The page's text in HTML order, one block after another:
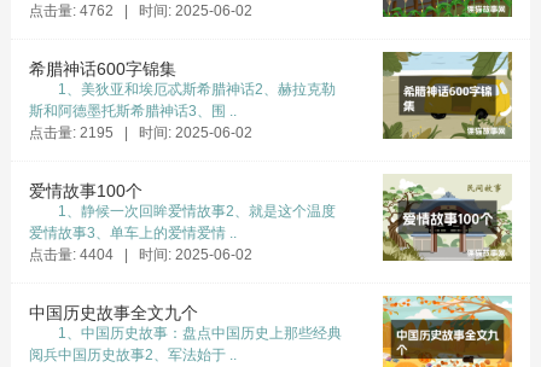
点击量: 4762 | 时间: 2025-06-02
希腊神话600字锦集
1、美狄亚和埃厄忒斯希腊神话2、赫拉克勒
斯和阿德墨托斯希腊神话3、围 ..
点击量: 2195 | 时间: 2025-06-02
爱情故事100个
1、静候一次回眸爱情故事2、就是这个温度
爱情故事3、单车上的爱情爱情 ..
点击量: 4404 | 时间: 2025-06-02
中国历史故事全文九个
1、中国历史故事：盘点中国历史上那些经典
阅兵中国历史故事2、军法始于 ..